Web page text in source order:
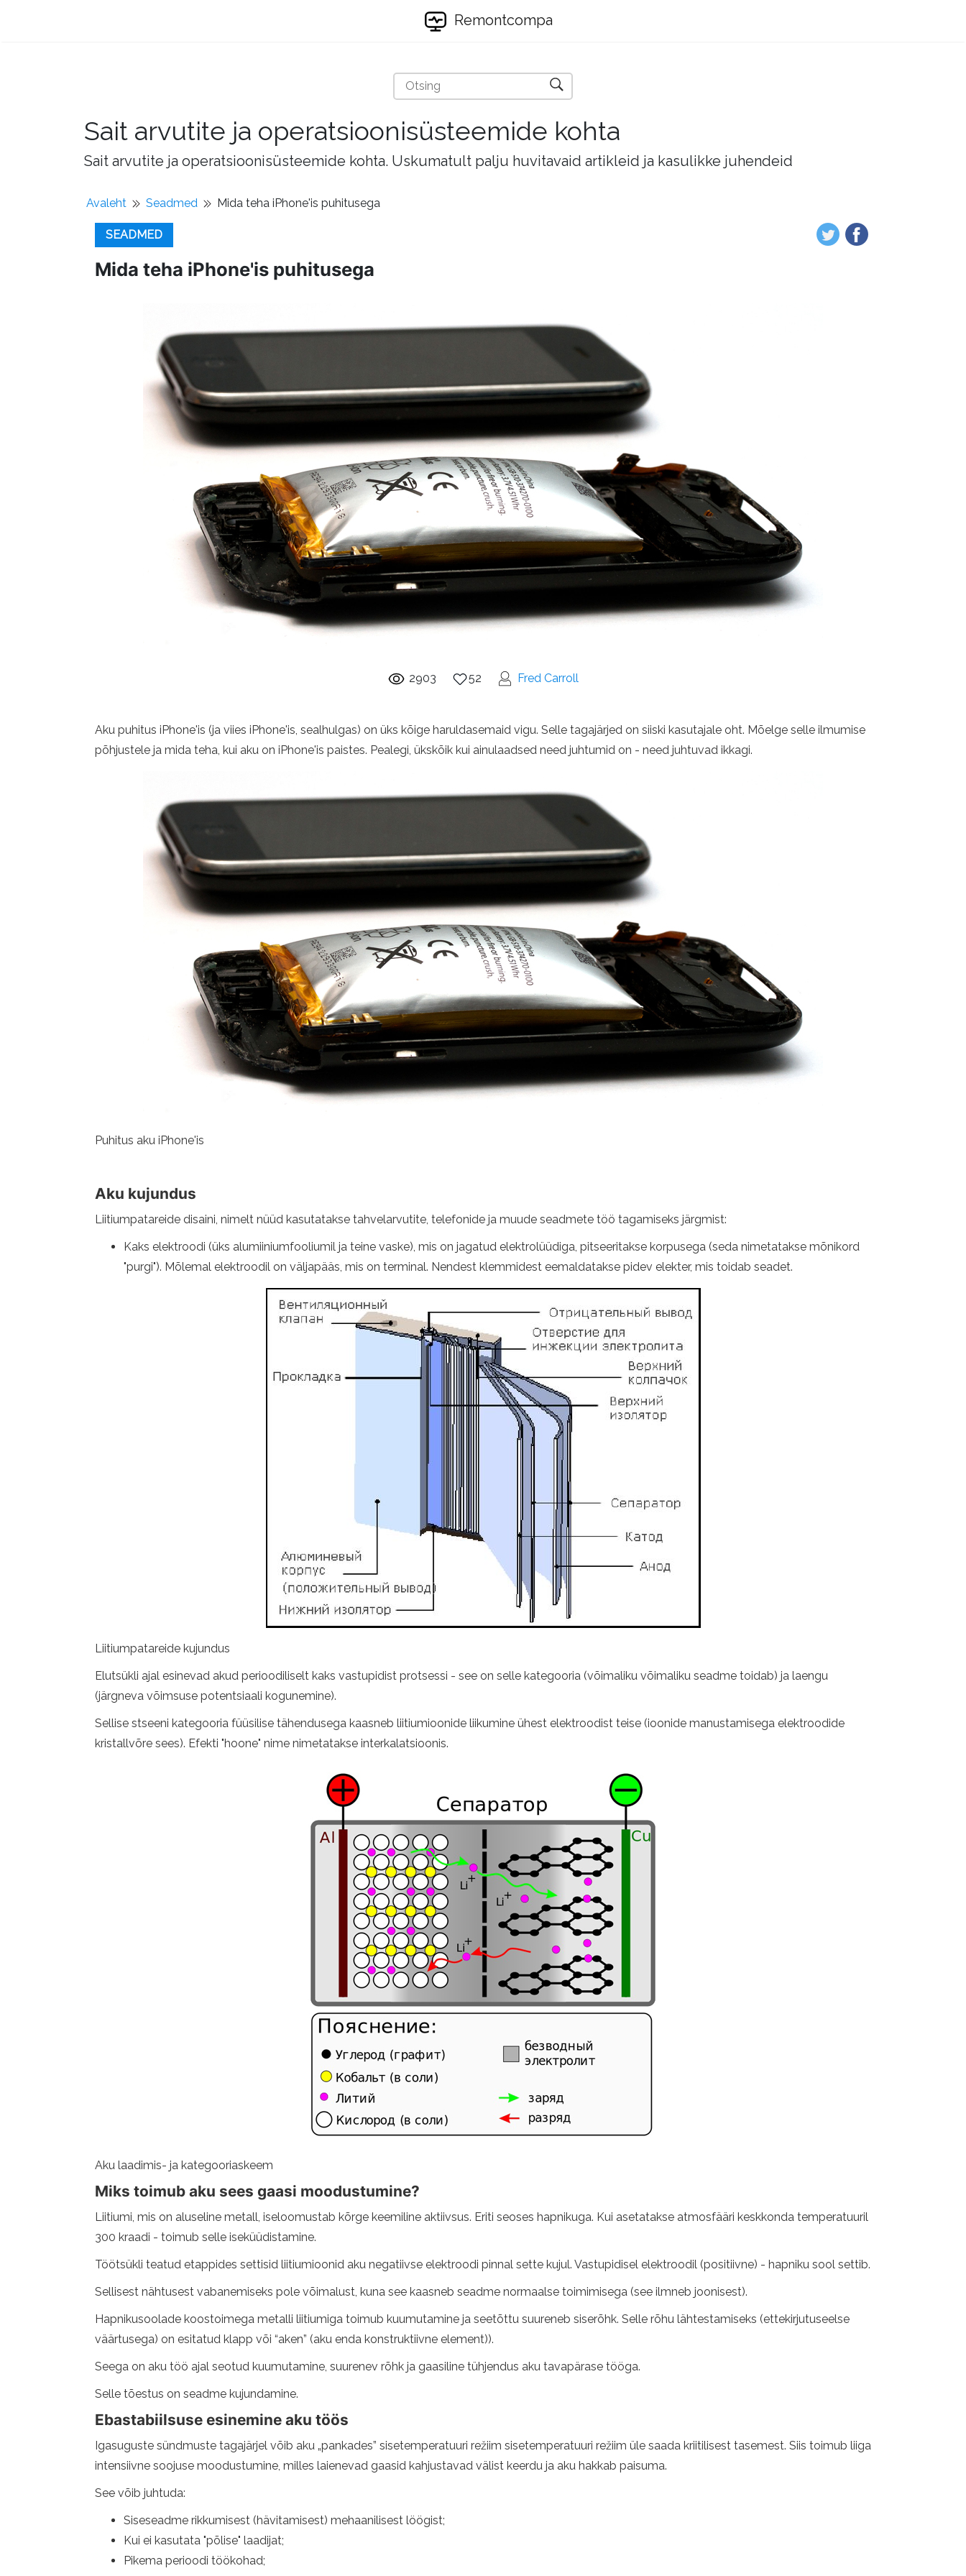
Remontcompa
Sait arvutite ja operatsioonisüsteemide kohta
Sait arvutite ja operatsioonisüsteemide kohta. Uskumatult palju huvitavaid artikleid ja kasulikke juhendeid
Avaleht Seadmed Mida teha iPhone'is puhitusega
SEADMED
Mida teha iPhone'is puhitusega
2903 52 Fred Carroll
Aku puhitus iPhone'is (ja viies iPhone'is, sealhulgas) on üks kõige haruldasemaid vigu. Selle tagajärjed on siiski kasutajale oht. Mõelge selle ilmumise
põhjustele ja mida teha, kui aku on iPhone'is paistes. Pealegi, ükskõik kui ainulaadsed need juhtumid on - need juhtuvad ikkagi.
Puhitus aku iPhone'is
Aku kujundus
Liitiumpatareide disaini, nimelt nüüd kasutatakse tahvelarvutite, telefonide ja muude seadmete töö tagamiseks järgmist:
Kaks elektroodi (üks alumiiniumfooliumil ja teine ​​vaske), mis on jagatud elektrolüüdiga, pitseeritakse korpusega (seda nimetatakse mõnikord
"purgi"). Mõlemal elektroodil on väljapääs, mis on terminal. Nendest klemmidest eemaldatakse pidev elekter, mis toidab seadet.
Liitiumpatareide kujundus
Elutsükli ajal esinevad akud perioodiliselt kaks vastupidist protsessi - see on selle kategooria (võimaliku võimaliku seadme toidab) ja laengu
(järgneva võimsuse potentsiaali kogunemine).
Sellise stseeni kategooria füüsilise tähendusega kaasneb liitiumioonide liikumine ühest elektroodist teise (ioonide manustamisega elektroodide
kristallvõre sees). Efekti "hoone" nime nimetatakse interkalatsioonis.
Aku laadimis- ja kategooriaskeem
Miks toimub aku sees gaasi moodustumine?
Liitiumi, mis on aluseline metall, iseloomustab kõrge keemiline aktiivsus. Eriti seoses hapnikuga. Kui asetatakse atmosfääri keskkonda temperatuuril
300 kraadi - toimub selle iseküüdistamine.
Töötsükli teatud etappides settisid liitiumioonid aku negatiivse elektroodi pinnal sette kujul. Vastupidisel elektroodil (positiivne) - hapniku sool settib.
Sellisest nähtusest vabanemiseks pole võimalust, kuna see kaasneb seadme normaalse toimimisega (see ilmneb joonisest).
Hapnikusoolade koostoimega metalli liitiumiga toimub kuumutamine ja seetõttu suureneb siserõhk. Selle rõhu lähtestamiseks (ettekirjutuseelse
väärtusega) on esitatud klapp või “aken” (aku enda konstruktiivne element)).
Seega on aku töö ajal seotud kuumutamine, suurenev rõhk ja gaasiline tühjendus aku tavapärase tööga.
Selle tõestus on seadme kujundamine.
Ebastabiilsuse esinemine aku töös
Igasuguste sündmuste tagajärjel võib aku „pankades” sisetemperatuuri režiim sisetemperatuuri režiim üle saada kriitilisest tasemest. Siis toimub liiga
intensiivne soojuse moodustumine, milles laienevad gaasid kahjustavad välist keerdu ja aku hakkab paisuma.
See võib juhtuda:
Siseseadme rikkumisest (hävitamisest) mehaanilisest löögist;
Kui ei kasutata "põlise" laadijat;
Pikema perioodi töökohad;